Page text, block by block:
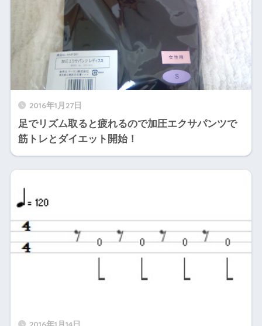
2016年1月27日
足でリズム取ると疲れるので加圧エクサパンツで
筋トレとダイエット開始！
2016年1月14日